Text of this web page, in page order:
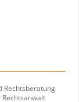
Rechtsberatung